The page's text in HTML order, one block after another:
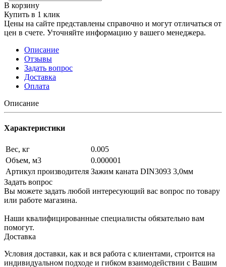
В корзину
Купить в 1 клик
Цены на сайте представлены справочно и могут отличаться от
цен в счете. Уточняйте информацию у вашего менеджера.
Описание
Отзывы
Задать вопрос
Доставка
Оплата
Описание
Характеристики
Вес, кг
0.005
Объем, м3
0.000001
Артикул производителя Зажим каната DIN3093 3,0мм
Задать вопрос
Вы можете задать любой интересующий вас вопрос по товару
или работе магазина.
Наши квалифицированные специалисты обязательно вам
помогут.
Доставка
Условия доставки, как и вся работа с клиентами, строится на
индивидуальном подходе и гибком взаимодействии с Вашим